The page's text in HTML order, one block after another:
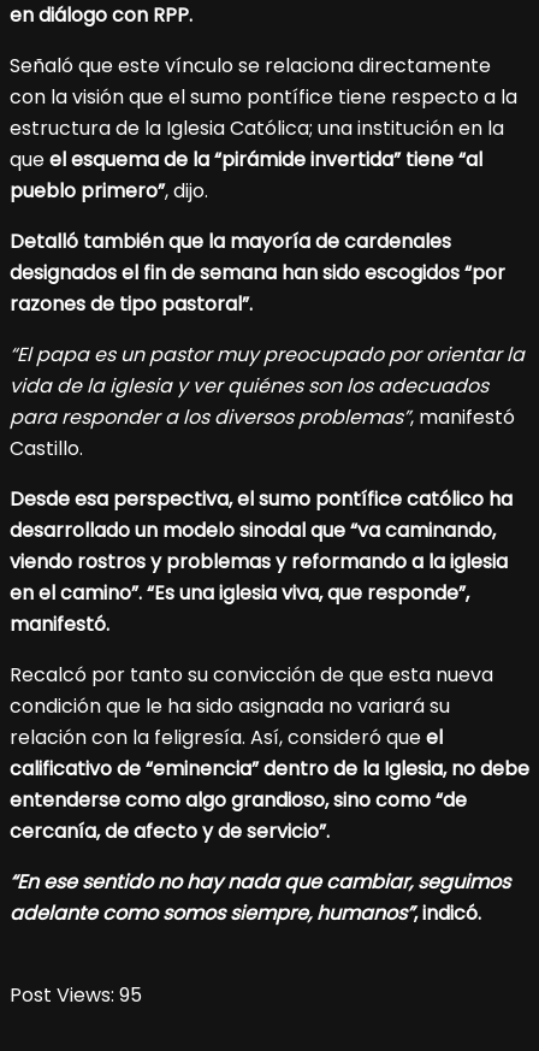
en diálogo con RPP.
Señaló que este vínculo se relaciona directamente
con la visión que el sumo pontífice tiene respecto a la
estructura de la Iglesia Católica; una institución en la
queel esquema de la “pirámide invertida” tiene “al
pueblo primero”, dijo.
Detalló también que la mayoría de cardenales
designados el fin de semana han sido escogidos “por
razones de tipo pastoral”.
“El papa es un pastor muy preocupado por orientar la
vida de la iglesia y ver quiénes son los adecuados
para responder a los diversos problemas”, manifestó
Castillo.
Desde esa perspectiva, el sumo pontífice católico ha
desarrollado un modelo sinodal que “va caminando,
viendo rostros y problemas y reformando a la iglesia
en el camino”. “Es una iglesia viva, que responde”,
manifestó.
Recalcó por tanto su convicción de que esta nueva
condición que le ha sido asignada no variará su
relación con la feligresía. Así, consideró queel
calificativo de “eminencia” dentro de la Iglesia, no debe
entenderse como algo grandioso, sino como “de
cercanía, de afecto y de servicio”.
“En ese sentido no hay nada que cambiar, seguimos
adelante como somos siempre, humanos”, indicó.
Post Views: 95